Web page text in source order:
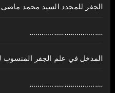
الجفر للمجدد السيد محمد ماضي
....................................
المدخل في علم الجفر المنسوب
....................................